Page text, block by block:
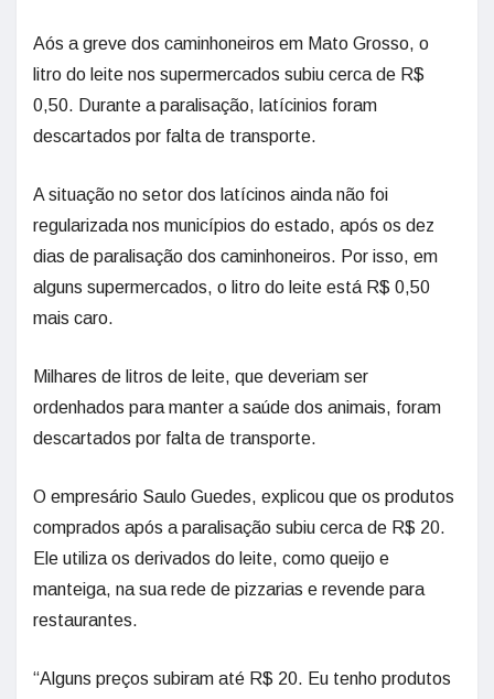
Aós a greve dos caminhoneiros em Mato Grosso, o
litro do leite nos supermercados subiu cerca de R$
0,50. Durante a paralisação, latícinios foram
descartados por falta de transporte.
A situação no setor dos latícinos ainda não foi
regularizada nos municípios do estado, após os dez
dias de paralisação dos caminhoneiros. Por isso, em
alguns supermercados, o litro do leite está R$ 0,50
mais caro.
Milhares de litros de leite, que deveriam ser
ordenhados para manter a saúde dos animais, foram
descartados por falta de transporte.
O empresário Saulo Guedes, explicou que os produtos
comprados após a paralisação subiu cerca de R$ 20.
Ele utiliza os derivados do leite, como queijo e
manteiga, na sua rede de pizzarias e revende para
restaurantes.
“Alguns preços subiram até R$ 20. Eu tenho produtos